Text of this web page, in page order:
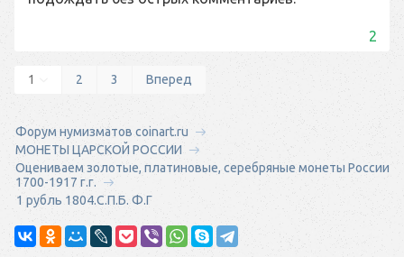
2
1 2 3 Вперед
Форум нумизматов coinart.ru
МОНЕТЫ ЦАРСКОЙ РОССИИ
Оцениваем золотые, платиновые, серебряные монеты России
1700-1917 г.г.
1 рубль 1804.С.П.Б. Ф.Г